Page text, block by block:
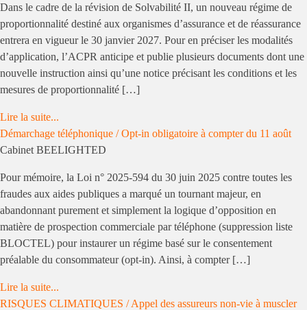
Dans le cadre de la révision de Solvabilité II, un nouveau régime de
proportionnalité destiné aux organismes d’assurance et de réassurance
entrera en vigueur le 30 janvier 2027. Pour en préciser les modalités
d’application, l’ACPR anticipe et publie plusieurs documents dont une
nouvelle instruction ainsi qu’une notice précisant les conditions et les
mesures de proportionnalité […]
Lire la suite...
Démarchage téléphonique / Opt-in obligatoire à compter du 11 août
Cabinet BEELIGHTED
Pour mémoire, la Loi n° 2025-594 du 30 juin 2025 contre toutes les
fraudes aux aides publiques a marqué un tournant majeur, en
abandonnant purement et simplement la logique d’opposition en
matière de prospection commerciale par téléphone (suppression liste
BLOCTEL) pour instaurer un régime basé sur le consentement
préalable du consommateur (opt-in). Ainsi, à compter […]
Lire la suite...
RISQUES CLIMATIQUES / Appel des assureurs non-vie à muscler